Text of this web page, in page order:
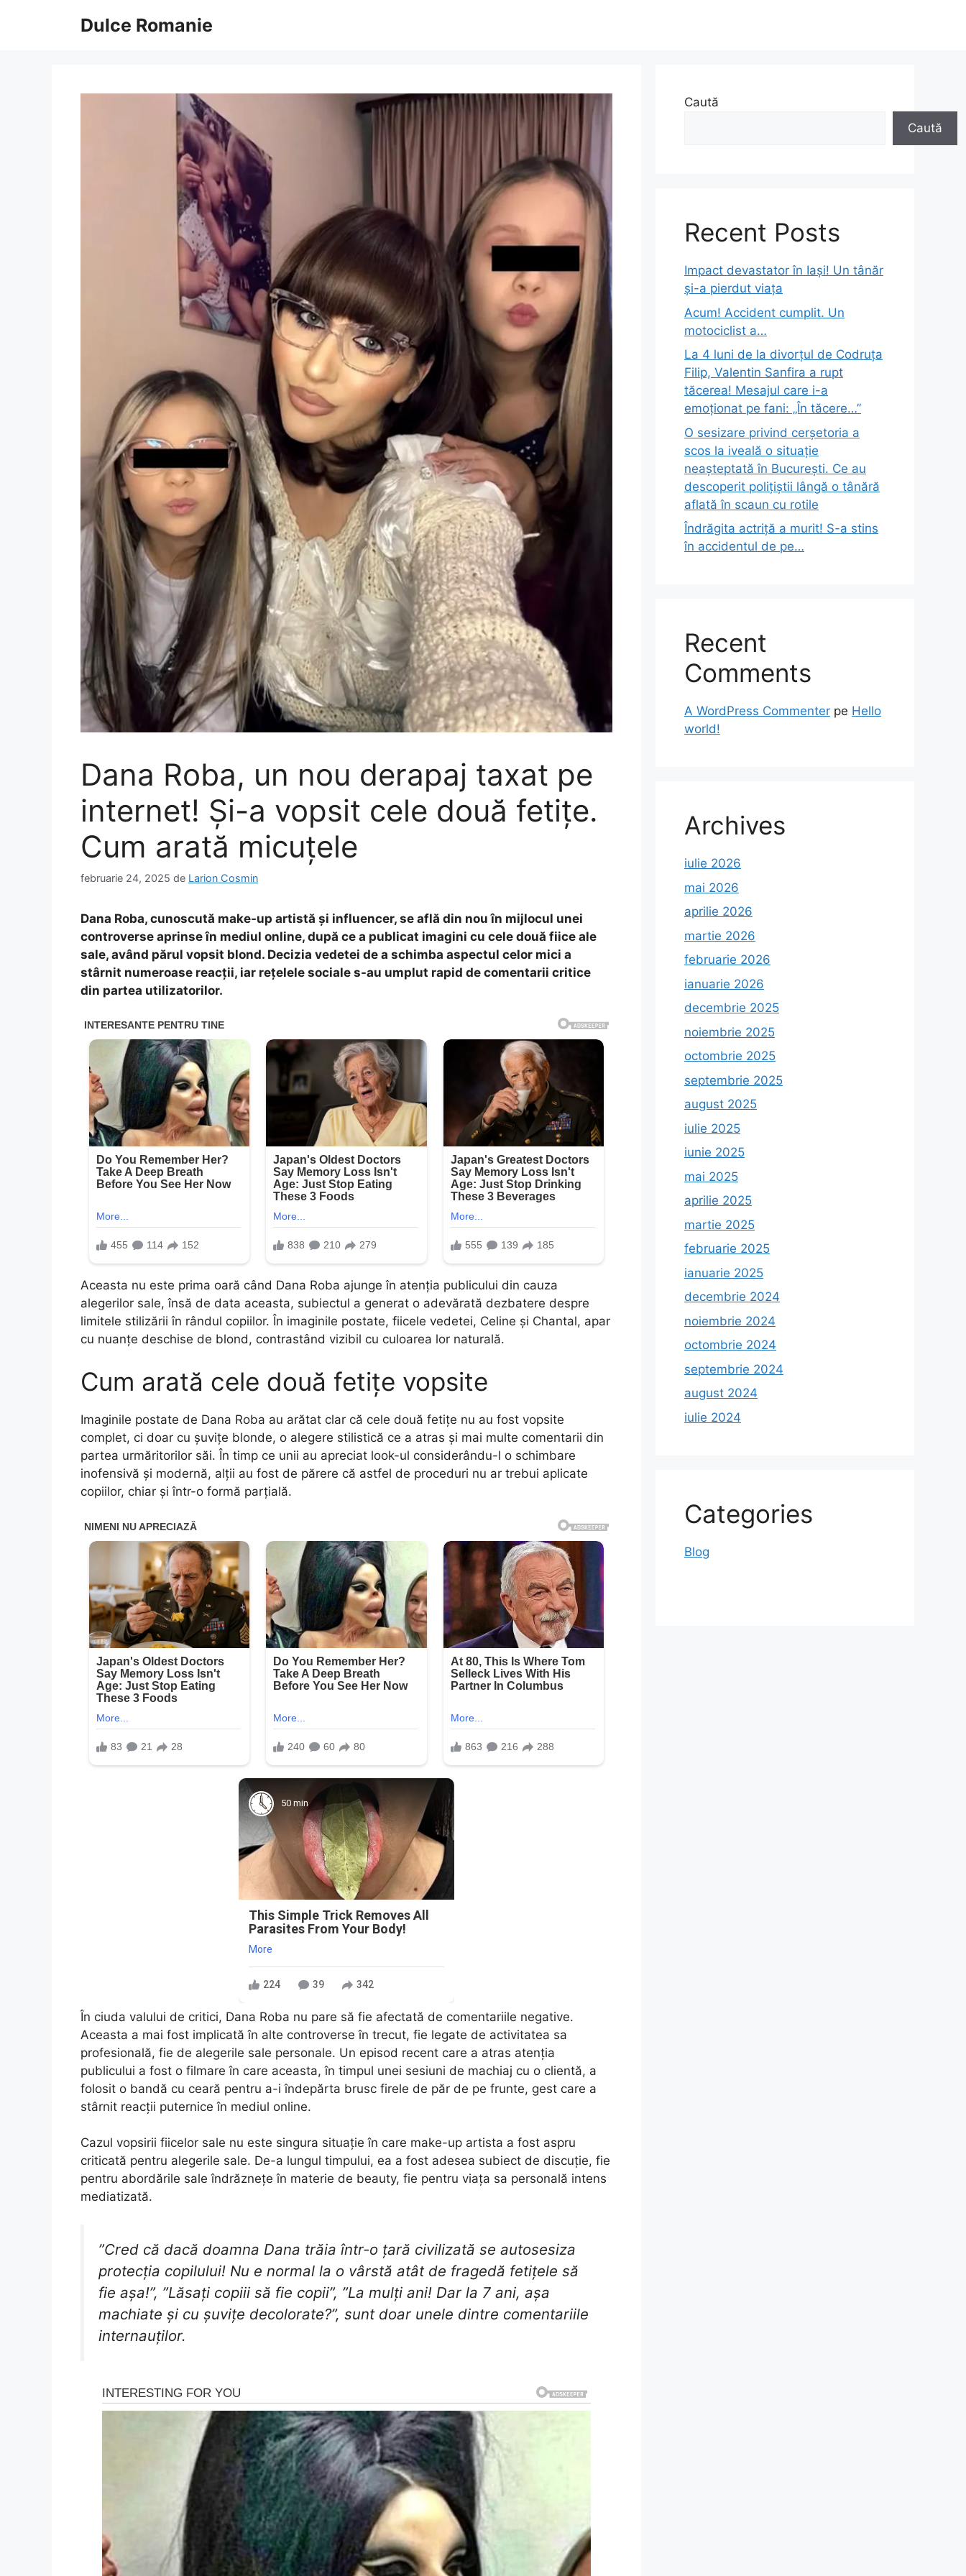
Dulce Romanie
Dana Roba, un nou derapaj taxat pe
internet! Și-a vopsit cele două fetițe.
Cum arată micuțele
februarie 24, 2025 de Larion Cosmin
Dana Roba, cunoscută make-up artistă și influencer, se află din nou în mijlocul unei
controverse aprinse în mediul online, după ce a publicat imagini cu cele două fiice ale
sale, având părul vopsit blond. Decizia vedetei de a schimba aspectul celor mici a
stârnit numeroase reacții, iar rețelele sociale s-au umplut rapid de comentarii critice
din partea utilizatorilor.
Aceasta nu este prima oară când Dana Roba ajunge în atenția publicului din cauza
alegerilor sale, însă de data aceasta, subiectul a generat o adevărată dezbatere despre
limitele stilizării în rândul copiilor. În imaginile postate, fiicele vedetei, Celine și Chantal, apar
cu nuanțe deschise de blond, contrastând vizibil cu culoarea lor naturală.
Cum arată cele două fetițe vopsite
Imaginile postate de Dana Roba au arătat clar că cele două fetițe nu au fost vopsite
complet, ci doar cu șuvițe blonde, o alegere stilistică ce a atras și mai multe comentarii din
partea urmăritorilor săi. În timp ce unii au apreciat look-ul considerându-l o schimbare
inofensivă și modernă, alții au fost de părere că astfel de proceduri nu ar trebui aplicate
copiilor, chiar și într-o formă parțială.
50 min
This Simple Trick Removes All
Parasites From Your Body!
More
224 39 342
În ciuda valului de critici, Dana Roba nu pare să fie afectată de comentariile negative.
Aceasta a mai fost implicată în alte controverse în trecut, fie legate de activitatea sa
profesională, fie de alegerile sale personale. Un episod recent care a atras atenția
publicului a fost o filmare în care aceasta, în timpul unei sesiuni de machiaj cu o clientă, a
folosit o bandă cu ceară pentru a-i îndepărta brusc firele de păr de pe frunte, gest care a
stârnit reacții puternice în mediul online.
Cazul vopsirii fiicelor sale nu este singura situație în care make-up artista a fost aspru
criticată pentru alegerile sale. De-a lungul timpului, ea a fost adesea subiect de discuție, fie
pentru abordările sale îndrăznețe în materie de beauty, fie pentru viața sa personală intens
mediatizată.
”Cred că dacă doamna Dana trăia într-o țară civilizată se autosesiza
protecția copilului! Nu e normal la o vârstă atât de fragedă fetițele să
fie așa!”, ”Lăsați copiii să fie copii”, ”La mulți ani! Dar la 7 ani, așa
machiate și cu șuvițe decolorate?”, sunt doar unele dintre comentariile
internauților.
Caută
Caută
Recent Posts
Impact devastator în Iași! Un tânăr
și-a pierdut viața
Acum! Accident cumplit. Un
motociclist a…
La 4 luni de la divorțul de Codruța
Filip, Valentin Sanfira a rupt
tăcerea! Mesajul care i-a
emoționat pe fani: „În tăcere…”
O sesizare privind cerșetoria a
scos la iveală o situație
neașteptată în București. Ce au
descoperit polițiștii lângă o tânără
aflată în scaun cu rotile
Îndrăgita actriță a murit! S-a stins
în accidentul de pe…
Recent
Comments
A WordPress Commenter pe Hello
world!
Archives
iulie 2026
mai 2026
aprilie 2026
martie 2026
februarie 2026
ianuarie 2026
decembrie 2025
noiembrie 2025
octombrie 2025
septembrie 2025
august 2025
iulie 2025
iunie 2025
mai 2025
aprilie 2025
martie 2025
februarie 2025
ianuarie 2025
decembrie 2024
noiembrie 2024
octombrie 2024
septembrie 2024
august 2024
iulie 2024
Categories
Blog